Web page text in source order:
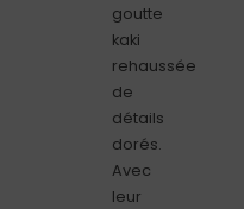
goutte
kaki
rehaussée
de
détails
dorés.
Avec
leur